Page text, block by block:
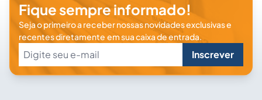
Fique sempre informado!
Seja o primeiro a receber nossas novidades exclusivas e
recentes diretamente em sua caixa de entrada.
Inscrever